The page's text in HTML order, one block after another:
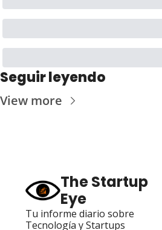
Seguir leyendo
View more
The Startup
Eye
Tu informe diario sobre
Tecnología y Startups